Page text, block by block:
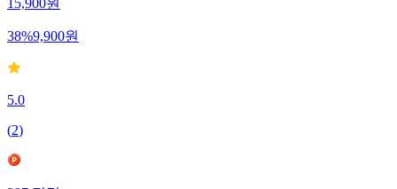
15,900원
38%9,900원
5.0
(2)